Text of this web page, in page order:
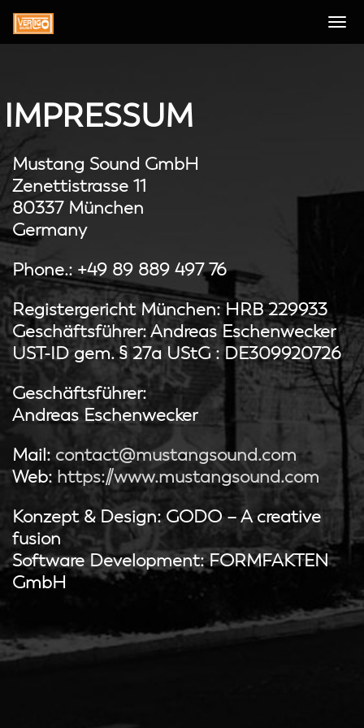
Toggle
navigation
IMPRESSUM
Mustang Sound GmbH
Zenettistrasse 11
80337 München
Germany
Phone.: +49 89 889 497 76
Registergericht München: HRB 229933
Geschäftsführer: Andreas Eschenwecker
UST-ID gem. § 27a UStG : DE309920726
Geschäftsführer:
Andreas Eschenwecker
Mail: contact@mustangsound.com
Web: https://www.mustangsound.com
Konzept & Design: GODO – A creative
fusion
Software Development: FORMFAKTEN
GmbH